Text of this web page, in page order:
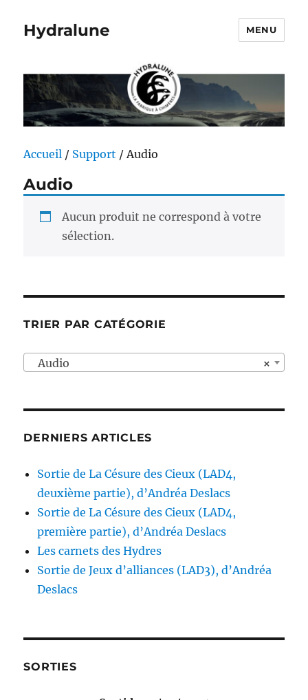
Hydralune MENU
Accueil / Support / Audio
Audio
Aucun produit ne correspond à votre
sélection.
TRIER PAR CATÉGORIE
×
Audio
DERNIERS ARTICLES
Sortie de La Césure des Cieux (LAD4,
deuxième partie), d’Andréa Deslacs
Sortie de La Césure des Cieux (LAD4,
première partie), d’Andréa Deslacs
Les carnets des Hydres
Sortie de Jeux d’alliances (LAD3), d’Andréa
Deslacs
SORTIES